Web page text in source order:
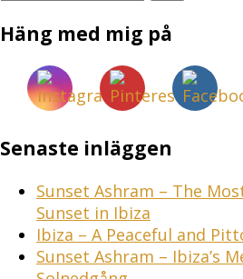
Häng med mig på
Senaste inläggen
Sunset Ashram – The
Sunset in Ibiza
Ibiza – A Peaceful and
Sunset Ashram – Ibiza’s